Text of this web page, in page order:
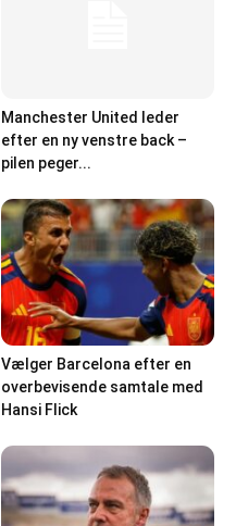
Manchester United leder
efter en ny venstre back –
pilen peger...
Vælger Barcelona efter en
overbevisende samtale med
Hansi Flick